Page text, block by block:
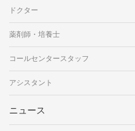
ドクター
薬剤師・培養士
コールセンタースタッフ
アシスタント
ニュース